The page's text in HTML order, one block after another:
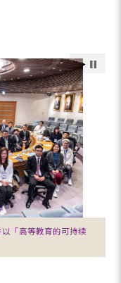
「高等教育的可持续